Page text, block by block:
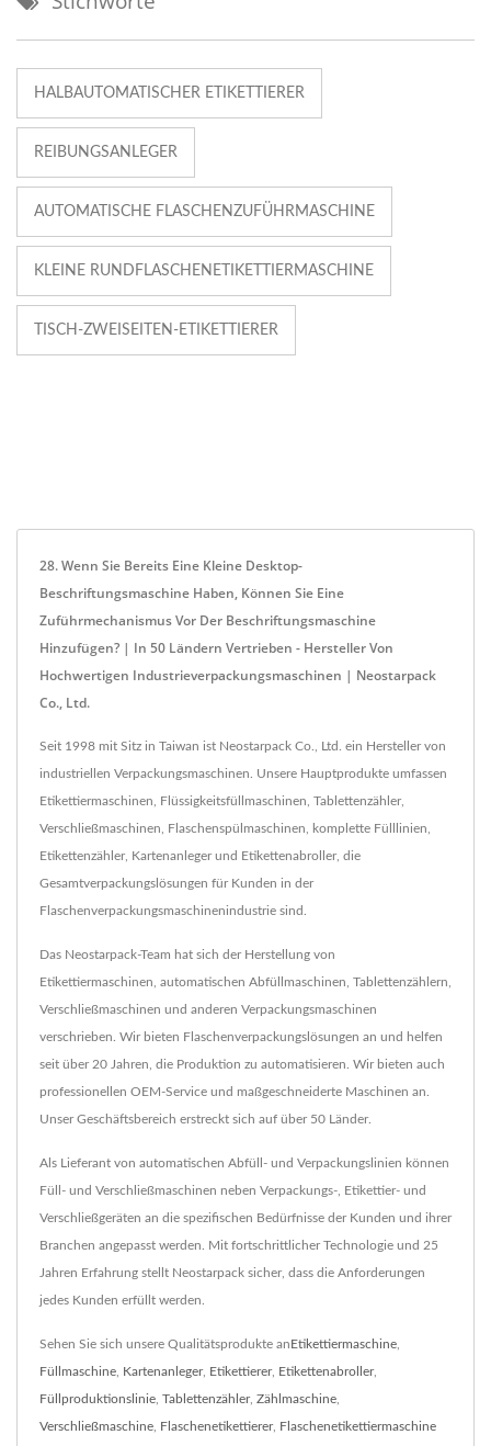
HALBAUTOMATISCHER ETIKETTIERER
REIBUNGSANLEGER
AUTOMATISCHE FLASCHENZUFÜHRMASCHINE
KLEINE RUNDFLASCHENETIKETTIERMASCHINE
TISCH-ZWEISEITEN-ETIKETTIERER
28. Wenn Sie Bereits Eine Kleine Desktop-
Beschriftungsmaschine Haben, Können Sie Eine
Zuführmechanismus Vor Der Beschriftungsmaschine
Hinzufügen? | In 50 Ländern Vertrieben - Hersteller Von
Hochwertigen Industrieverpackungsmaschinen | Neostarpack
Co., Ltd.
Seit 1998 mit Sitz in Taiwan ist Neostarpack Co., Ltd. ein Hersteller von
industriellen Verpackungsmaschinen. Unsere Hauptprodukte umfassen
Etikettiermaschinen, Flüssigkeitsfüllmaschinen, Tablettenzähler,
Verschließmaschinen, Flaschenspülmaschinen, komplette Fülllinien,
Etikettenzähler, Kartenanleger und Etikettenabroller, die
Gesamtverpackungslösungen für Kunden in der
Flaschenverpackungsmaschinenindustrie sind.
Das Neostarpack-Team hat sich der Herstellung von
Etikettiermaschinen, automatischen Abfüllmaschinen, Tablettenzählern,
Verschließmaschinen und anderen Verpackungsmaschinen
verschrieben. Wir bieten Flaschenverpackungslösungen an und helfen
seit über 20 Jahren, die Produktion zu automatisieren. Wir bieten auch
professionellen OEM-Service und maßgeschneiderte Maschinen an.
Unser Geschäftsbereich erstreckt sich auf über 50 Länder.
Als Lieferant von automatischen Abfüll- und Verpackungslinien können
Füll- und Verschließmaschinen neben Verpackungs-, Etikettier- und
Verschließgeräten an die spezifischen Bedürfnisse der Kunden und ihrer
Branchen angepasst werden. Mit fortschrittlicher Technologie und 25
Jahren Erfahrung stellt Neostarpack sicher, dass die Anforderungen
jedes Kunden erfüllt werden.
Sehen Sie sich unsere Qualitätsprodukte anEtikettiermaschine
Füllmaschine Kartenanleger, Etikettierer, Etikettenabroller,
Füllproduktionslinie Tablettenzähler, Zählmaschine
Verschließmaschine Flaschenetikettierer, Flaschenetikettiermaschine